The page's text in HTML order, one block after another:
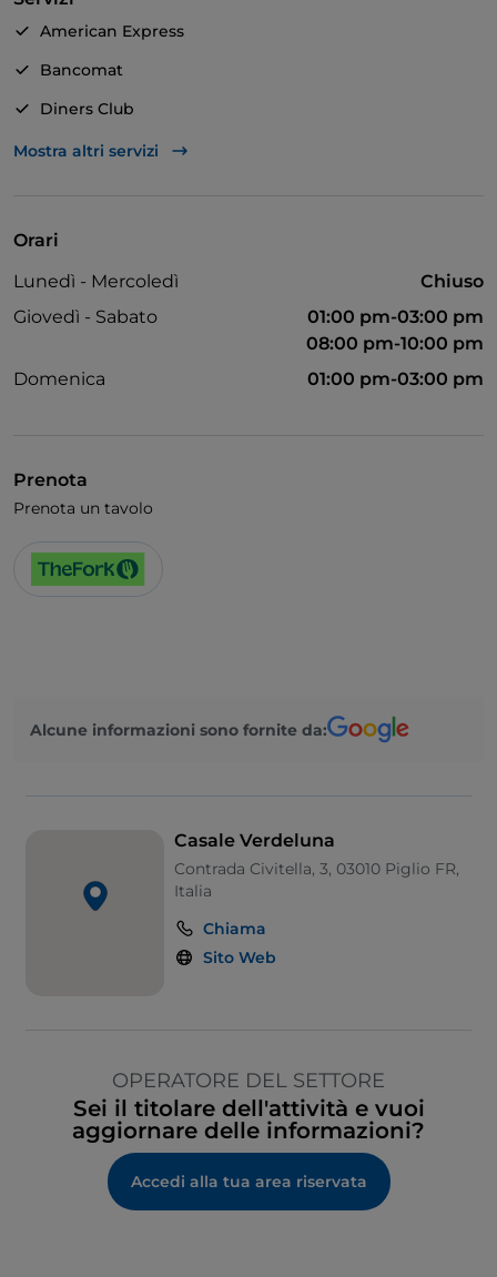
American Express
Bancomat
Diners Club
Mastercard
Bagno per disabili
Mostra altri servizi
Orari
Lunedì - Mercoledì
Chiuso
Giovedì - Sabato
01:00 pm-03:00 pm
08:00 pm-10:00 pm
Domenica
01:00 pm-03:00 pm
Prenota
Prenota un tavolo
Alcune informazioni sono fornite da:
Casale Verdeluna
Contrada Civitella, 3, 03010 Piglio FR,
Italia
Chiama
Sito Web
OPERATORE DEL SETTORE
Sei il titolare dell'attività e vuoi
aggiornare delle informazioni?
Accedi alla tua area riservata